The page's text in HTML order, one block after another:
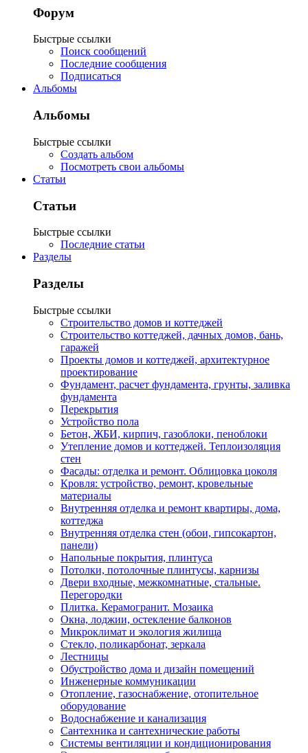
Форум
Быстрые ссылки
Поиск сообщений
Последние сообщения
Подписаться
Альбомы
Альбомы
Быстрые ссылки
Создать альбом
Посмотреть свои альбомы
Статьи
Статьи
Быстрые ссылки
Последние статьи
Разделы
Разделы
Быстрые ссылки
Строительство домов и коттеджей
Строительство коттеджей, дачных домов, бань,
гаражей
Проекты домов и коттеджей, архитектурное
проектирование
Фундамент, расчет фундамента, грунты, заливка
фундамента
Перекрытия
Устройство пола
Бетон, ЖБИ, кирпич, газоблоки, пеноблоки
Утепление домов и коттеджей. Теплоизоляция
стен
Фасады: отделка и ремонт. Облицовка цоколя
Кровля: устройство, ремонт, кровельные
материалы
Внутренняя отделка и ремонт квартиры, дома,
коттеджа
Внутренняя отделка стен (обои, гипсокартон,
панели)
Напольные покрытия, плинтуса
Потолки, потолочные плинтусы, карнизы
Двери входные, межкомнатные, стальные.
Перегородки
Плитка. Керамогранит. Мозаика
Окна, лоджии, остекление балконов
Микроклимат и экология жилища
Стекло, поликарбонат, зеркала
Лестницы
Обустройство дома и дизайн помещений
Инженерные коммуникации
Отопление, газоснабжение, отопительное
оборудование
Водоснабжение и канализация
Сантехника и сантехнические работы
Системы вентиляции и кондиционирования